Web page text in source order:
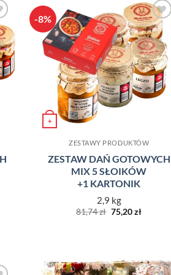
-8%
Dodaj do
ulubionych
+
ZESTAWY PRODUKTÓW
ZESTAW DAŃ GOTOWYCH
MIX 5 SŁOIKÓW
+1 KARTONIK
2,9 kg
81,74zł Pierwotna
cena
75,20złAktualna